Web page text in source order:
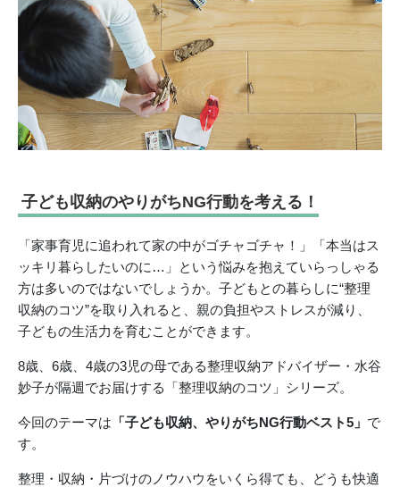
子ども収納のやりがちNG行動を考える！
「家事育児に追われて家の中がゴチャゴチャ！」「本当はス
ッキリ暮らしたいのに…」という悩みを抱えていらっしゃる
方は多いのではないでしょうか。子どもとの暮らしに“整理
収納のコツ”を取り入れると、親の負担やストレスが減り、
子どもの生活力を育むことができます。
8歳、6歳、4歳の3児の母である整理収納アドバイザー・水谷
妙子が隔週でお届けする「整理収納のコツ」シリーズ。
今回のテーマは 「子ども収納、やりがちNG行動ベスト5」 で
す。
整理・収納・片づけのノウハウをいくら得ても、どうも快適